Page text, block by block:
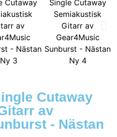
Cutaway
av
- Nästan